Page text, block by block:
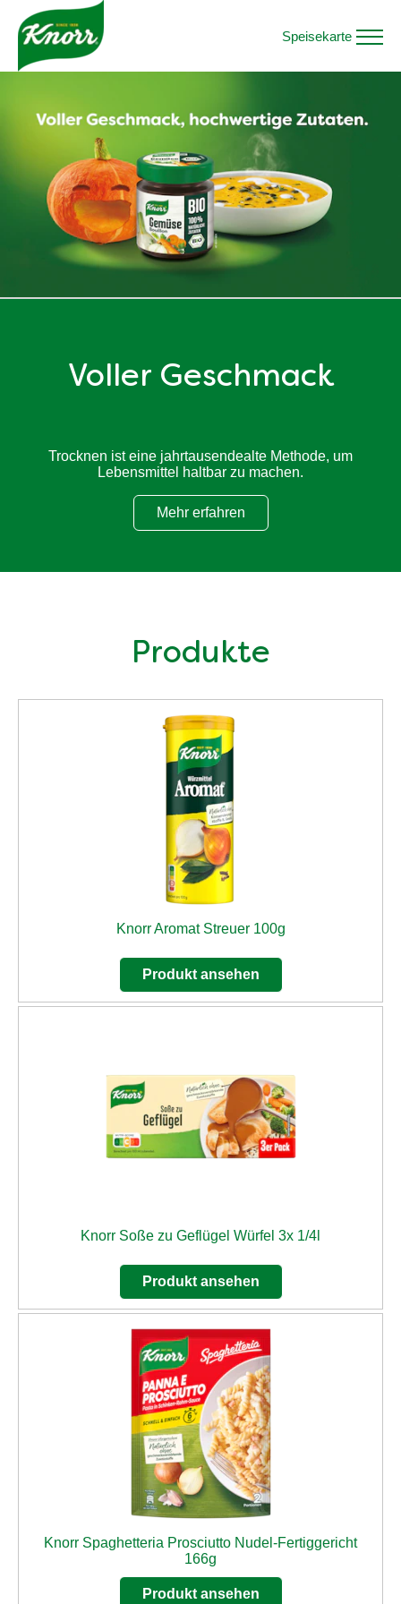
Speisekarte
Voller Geschmack
Trocknen ist eine jahrtausendealte Methode, um
Lebensmittel haltbar zu machen.
Mehr erfahren
Voller Geschmack
Produkte
Knorr Aromat Streuer 100g
Produkt ansehen
Knorr Soße zu Geflügel Würfel 3x 1/4l
Produkt ansehen
Knorr Spaghetteria Prosciutto Nudel-Fertiggericht
166g
Produkt ansehen